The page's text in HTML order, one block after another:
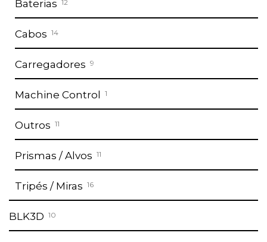
Baterias 12
Cabos 14
Carregadores 9
Machine Control 1
Outros 11
Prismas / Alvos 11
Tripés / Miras 16
BLK3D 10